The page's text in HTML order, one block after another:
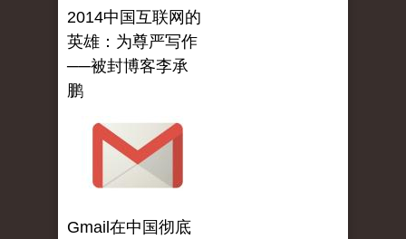
2014中国互联网的
英雄：为尊严写作
──被封博客李承
鹏
Gmail在中国彻底